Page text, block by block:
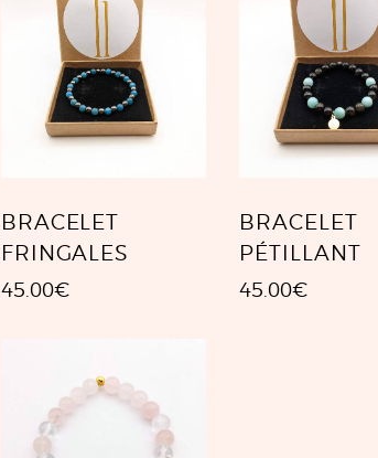
BRACELET
FRINGALES
45.00€
BRACELET
PÉTILLANT
45.00€